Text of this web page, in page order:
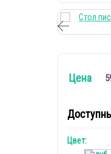
Цена
Цвет: